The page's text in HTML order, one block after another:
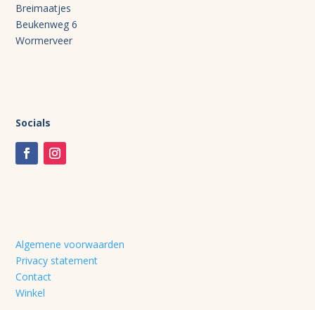
Breimaatjes
Beukenweg 6
Wormerveer
Socials
Algemene voorwaarden
Privacy statement
Contact
Winkel